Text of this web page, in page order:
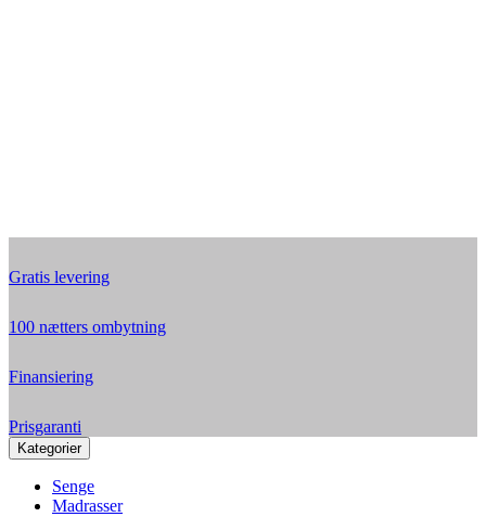
Gratis levering
100 nætters ombytning
Finansiering
Prisgaranti
Kategorier
Senge
Madrasser